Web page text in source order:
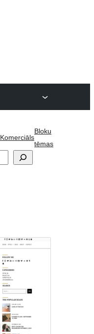
Komerciāls
Bloku
tēmas